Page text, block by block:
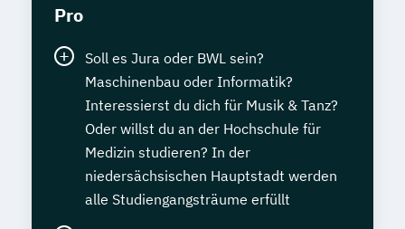
Pro
Soll es Jura oder BWL sein?
Maschinenbau oder Informatik?
Interessierst du dich für Musik & Tanz?
Oder willst du an der Hochschule für
Medizin studieren? In der
niedersächsischen Hauptstadt werden
alle Studiengangsträume erfüllt